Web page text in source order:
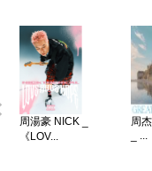
周湯豪 NICK _
《LOV...
周
_ ...